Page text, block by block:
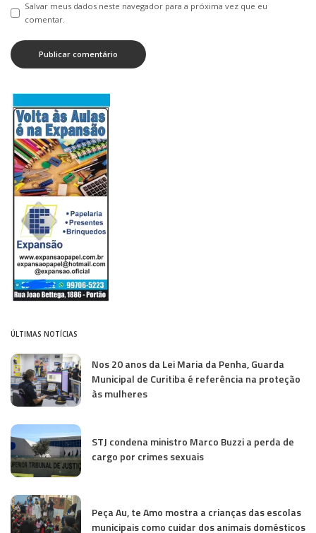
Salvar meus dados neste navegador para a próxima vez que eu
comentar.
ÚLTIMAS NOTÍCIAS
Nos 20 anos da Lei Maria da Penha, Guarda
Municipal de Curitiba é referência na proteção
às mulheres
STJ condena ministro Marco Buzzi a perda de
cargo por crimes sexuais
Peça Au, te Amo mostra a crianças das escolas
municipais como cuidar dos animais domésticos